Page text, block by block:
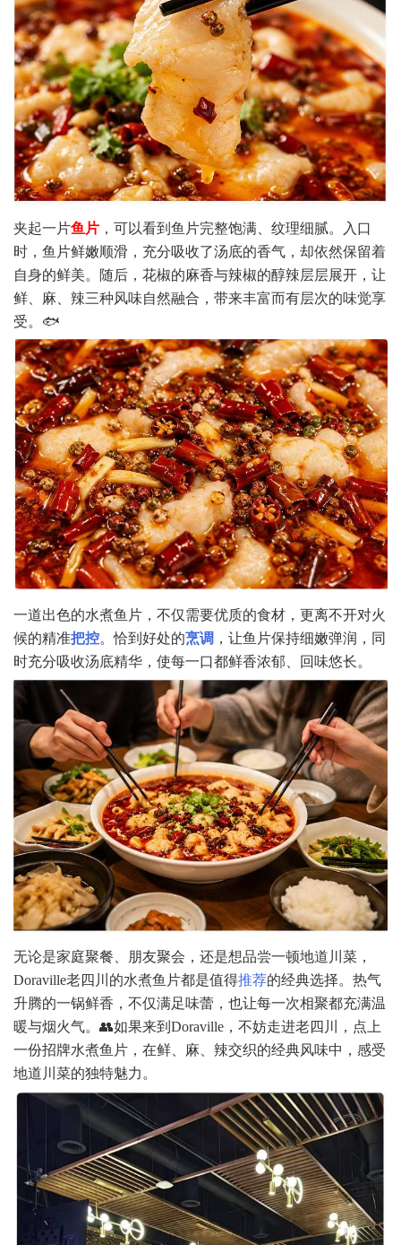
夹起一片鱼片 ，可以看到鱼片完整饱满、纹理细腻。入口
时，鱼片鲜嫩顺滑，充分吸收了汤底的香气，却依然保留着
自身的鲜美。随后，花椒的麻香与辣椒的醇辣层层展开，让
鲜、麻、辣三种风味自然融合，带来丰富而有层次的味觉享
受。🐟
一道出色的水煮鱼片，不仅需要优质的食材，更离不开对火
候的精准把控。恰到好处的烹调 ，让鱼片保持细嫩弹润，同
时充分吸收汤底精华，使每一口都鲜香浓郁、回味悠长。
无论是家庭聚餐、朋友聚会，还是想品尝一顿地道川菜，
Doraville老四川的水煮鱼片都是值得推荐的经典选择。热气
升腾的一锅鲜香，不仅满足味蕾，也让每一次相聚都充满温
暖与烟火气。👥如果来到Doraville，不妨走进老四川，点上
一份招牌水煮鱼片，在鲜、麻、辣交织的经典风味中，感受
地道川菜的独特魅力。